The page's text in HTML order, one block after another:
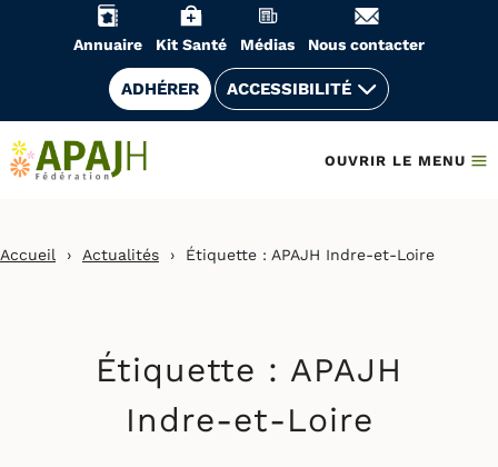
Annuaire Kit Santé Médias Nous contacter
ADHÉRER ACCESSIBILITÉ
OUVRIR LE MENU
Accueil › Actualités › Étiquette : APAJH Indre-et-Loire
Étiquette : APAJH
Indre-et-Loire